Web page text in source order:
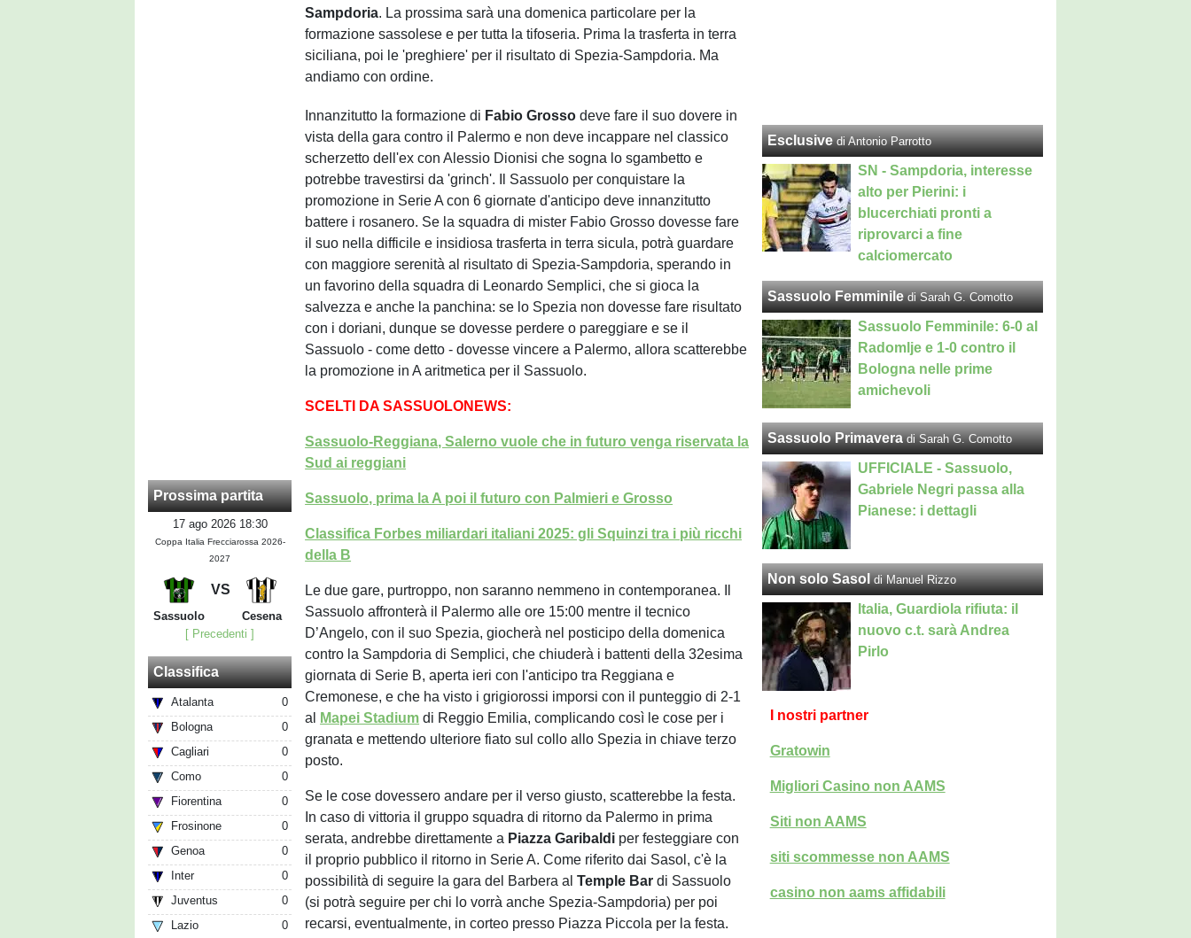
Prossima partita
17 ago 2026 18:30
Coppa Italia Frecciarossa 2026-
2027
VS
Sassuolo
Cesena
[ Precedenti ]
Classifica
Atalanta
0
Bologna
0
Cagliari
0
Como
0
Fiorentina
0
Frosinone
0
Genoa
0
Inter
0
Juventus
0
Lazio
0
Sampdoria. La prossima sarà una domenica particolare per la
formazione sassolese e per tutta la tifoseria. Prima la trasferta in terra
siciliana, poi le 'preghiere' per il risultato di Spezia-Sampdoria. Ma
andiamo con ordine.
Innanzitutto la formazione di Fabio Grossodeve fare il suo dovere in
vista della gara contro il Palermo e non deve incappare nel classico
scherzetto dell'ex con Alessio Dionisi che sogna lo sgambetto e
potrebbe travestirsi da 'grinch'. Il Sassuolo per conquistare la
promozione in Serie A con 6 giornate d'anticipo deve innanzitutto
battere i rosanero. Se la squadra di mister Fabio Grosso dovesse fare
il suo nella difficile e insidiosa trasferta in terra sicula, potrà guardare
con maggiore serenità al risultato di Spezia-Sampdoria, sperando in
un favorino della squadra di Leonardo Semplici, che si gioca la
salvezza e anche la panchina: se lo Spezia non dovesse fare risultato
con i doriani, dunque se dovesse perdere o pareggiare e se il
Sassuolo - come detto - dovesse vincere a Palermo, allora scatterebbe
la promozione in A aritmetica per il Sassuolo.
SCELTI DA SASSUOLONEWS:
Sassuolo-Reggiana, Salerno vuole che in futuro venga riservata la
Sud ai reggiani
Sassuolo, prima la A poi il futuro con Palmieri e Grosso
Classifica Forbes miliardari italiani 2025: gli Squinzi tra i più ricchi
della B
Le due gare, purtroppo, non saranno nemmeno in contemporanea. Il
Sassuolo affronterà il Palermo alle ore 15:00 mentre il tecnico
D’Angelo, con il suo Spezia, giocherà nel posticipo della domenica
contro la Sampdoria di Semplici, che chiuderà i battenti della 32esima
giornata di Serie B, aperta ieri con l'anticipo tra Reggiana e
Cremonese, e che ha visto i grigiorossi imporsi con il punteggio di 2-1
al
Mapei Stadium di Reggio Emilia, complicando così le cose per i
granata e mettendo ulteriore fiato sul collo allo Spezia in chiave terzo
posto.
Se le cose dovessero andare per il verso giusto, scatterebbe la festa.
In caso di vittoria il gruppo squadra di ritorno da Palermo in prima
serata, andrebbe direttamente a Piazza Garibaldi per festeggiare con
il proprio pubblico il ritorno in Serie A. Come riferito dai Sasol, c'è la
possibilità di seguire la gara del Barbera alTemple Bardi Sassuolo
(si potrà seguire per chi lo vorrà anche Spezia-Sampdoria) per poi
recarsi, eventualmente, in corteo presso Piazza Piccola per la festa.
Esclusive di Antonio Parrotto
SN - Sampdoria, interesse
alto per Pierini: i
blucerchiati pronti a
riprovarci a fine
calciomercato
Sassuolo Femminile di Sarah G. Comotto
Sassuolo Femminile: 6-0 al
Radomlje e 1-0 contro il
Bologna nelle prime
amichevoli
Sassuolo Primavera di Sarah G. Comotto
UFFICIALE - Sassuolo,
Gabriele Negri passa alla
Pianese: i dettagli
Non solo Sasol di Manuel Rizzo
Italia, Guardiola rifiuta: il
nuovo c.t. sarà Andrea
Pirlo
I nostri partner
Gratowin
Migliori Casino non AAMS
Siti non AAMS
siti scommesse non AAMS
casino non aams affidabili